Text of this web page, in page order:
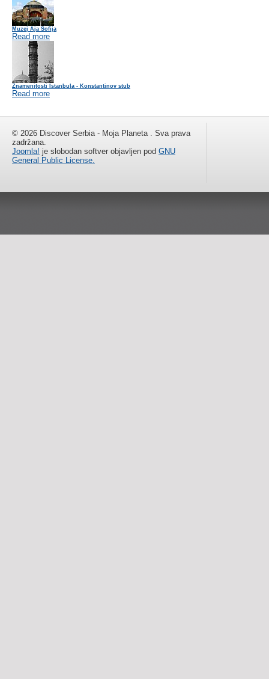
Muzej Aja Sofija
Read more
Znamenitosti Istanbula - Konstantinov stub
Read more
© 2026 Discover Serbia - Moja Planeta . Sva prava
zadržana.
Joomla! je slobodan softver objavljen pod GNU
General Public License.